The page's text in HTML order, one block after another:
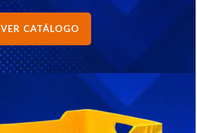
VER CATÁLOGO